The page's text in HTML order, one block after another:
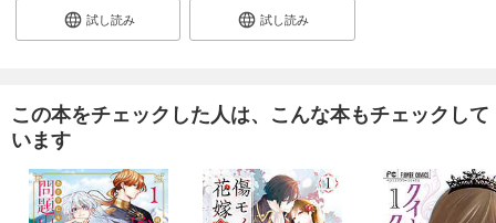
試し読み 試し読み
この本をチェックした人は、こんな本もチェックして
います